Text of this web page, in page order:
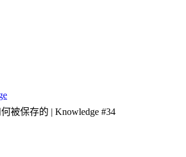
被保存的 | Knowledge #34